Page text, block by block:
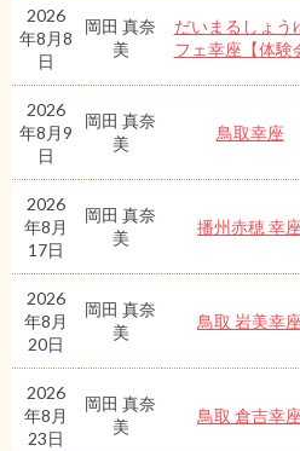
2026
年8月8
日
岡田 真奈
美
だいまるしょう
フェ幸座【体験
2026
年8月9
日
岡田 真奈
美
鳥取幸座
2026
年8月
17日
岡田 真奈
美
播州赤穂 幸座
2026
年8月
20日
岡田 真奈
美
鳥取 岩美幸座
2026
年8月
23日
岡田 真奈
美
鳥取 倉吉幸座